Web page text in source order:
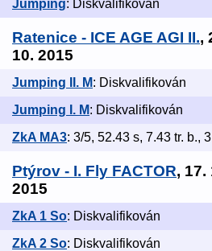
Jumping: Diskvalifikován
Ratenice - ICE AGE AGI II.,
10. 2015
Jumping II. M: Diskvalifikován
Jumping I. M: Diskvalifikován
ZkA MA3: 3/5, 52.43 s, 7.43 tr. b.,
Ptýrov - I. Fly FACTOR, 17.
2015
ZkA 1 So: Diskvalifikován
ZkA 2 So: Diskvalifikován